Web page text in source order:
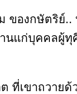
ของกษัตริย์
นแก่บุคคลผู้ทุ
ที่เขาถวาย